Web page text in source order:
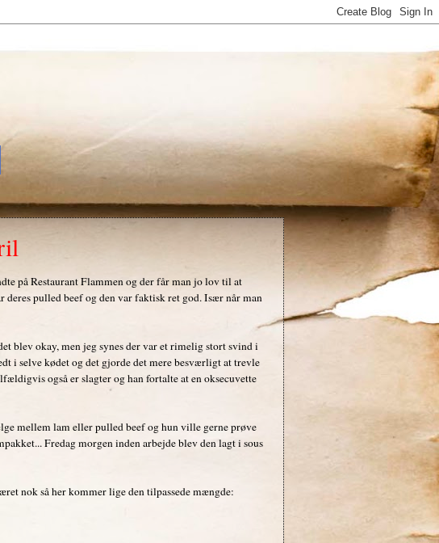
på Restaurant Flammen og der får man jo lov til at
pulled beef og den var faktisk ret god. Især når man
blev okay, men jeg synes der var et rimelig stort svind i
i selve kødet og det gjorde det mere besværligt at trevle
også er slagter og han fortalte at en oksecuvette
mellem lam eller pulled beef og hun ville gerne prøve
Fredag morgen inden arbejde blev den lagt i sous
nok så her kommer lige den tilpassede mængde: